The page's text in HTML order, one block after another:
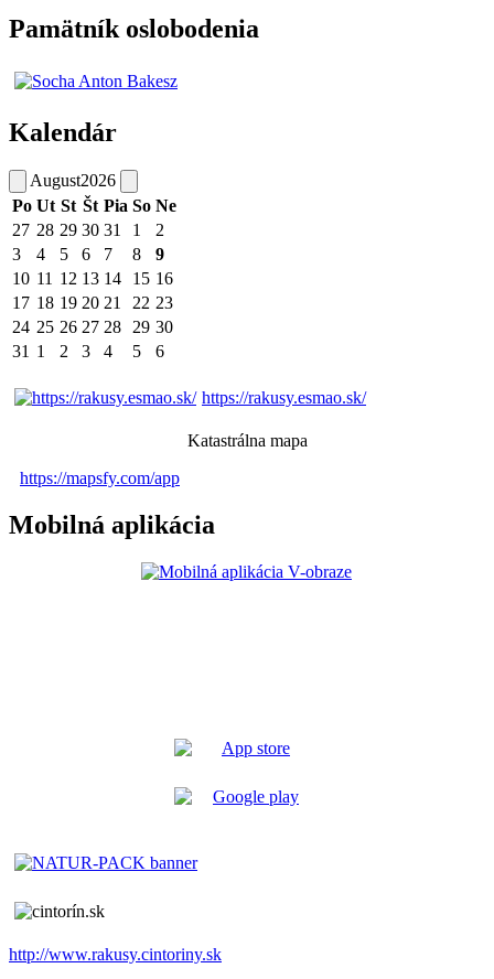
Pamätník oslobodenia
Kalendár
August2026
Po Ut St Št Pia So Ne
27 28 29 30 31 1
2
3
4 5 6 7 8
9
10 11 12 13 14 15 16
17 18 19 20 21 22 23
24 25 26 27 28 29 30
31 1 2 3 4 5 6
https://rakusy.esmao.sk/
Katastrálna mapa
https://mapsfy.com/app
Mobilná aplikácia
http://www.rakusy.cintoriny.sk